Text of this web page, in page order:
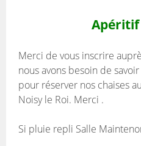
Merci de vous inscrire
nous avons besoin de
pour réserver nos chaises
Noisy le Roi. Merci .
Si pluie repli Salle